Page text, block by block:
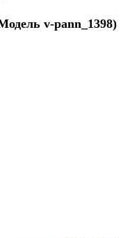
v-pann_1398)